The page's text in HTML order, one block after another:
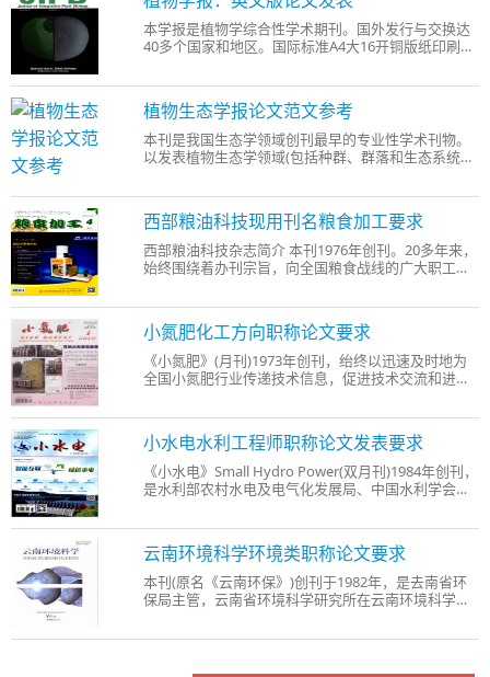
本学报是植物学综合性学术期刊。国外发行与交换达
40多个国家和地区。国际标准A4大16开铜版纸印刷。
关注国际热点、新的学科生长点、前沿研究课题，重
视报道重要的应用基础研究。主要栏目有植物生理生
化、植物
植物生态学报论文范文参考
本刊是我国生态学领域创刊最早的专业性学术刊物。
以发表植物生态学领域(包括种群、群落和生态系统生
生态、景观生态及当前国际生态学研究热点如生物多
样性、全球变化、土地荒漠化、生态系统恢复与重
建、可持续
西部粮油科技现用刊名粮食加工要求
西部粮油科技杂志简介 本刊1976年创刊。20多年来，
始终围绕着办刊宗旨，向全国粮食战线的广大职工和
业发展的园地。在西部大开发中，紧紧围绕国家政
策，及时报道西部粮油工业的新动态、新发展、为我
国粮油工业
小氮肥化工方向职称论文要求
《小氮肥》(月刊)1973年创刊，绐终以迅速及时地为
全国小氮肥行业传递技术信息，促进技术交流和进
宣传我国有关化肥工业的技术政策和方针，不断提高
企业的技术水平和管理水平，为发展我国化肥工业服
务。 《小氮
小水电水利工程师职称论文发表要求
《小水电》Small Hydro Power(双月刊)1984年创刊，
是水利部农村水电及电气化发展局、中国水利学会水
委员会、中国电机工程学会小水电专业委员会、水利
部农村电气化研究所(亚太地区小水电研究培训中心)
主办的全
云南环境科学环境类职称论文要求
本刊(原名《云南环保》)创刊于1982年，是去南省环
保局主管，云南省环境科学研究所在云南环境科学发
刊宗旨，突出介绍环境生态研究、湖泊、流域、区域
层次、多